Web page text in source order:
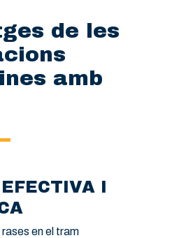
de les
amb
I
rases en el tram